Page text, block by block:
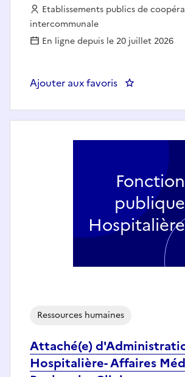
Employeur :
Etablissements publics de
intercommunale
En ligne depuis le 20 juillet 2026
Ajouter aux favoris : Secrétaire
Attaché(e)
Hospitalière- Affaires
Ressources humaines
Fonction
publique
Hospitalière